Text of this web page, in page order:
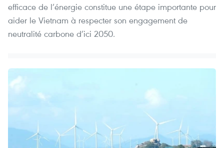
efficace de l’énergie constitue une étape importante pour
aider le Vietnam à respecter son engagement de
neutralité carbone d’ici 2050.